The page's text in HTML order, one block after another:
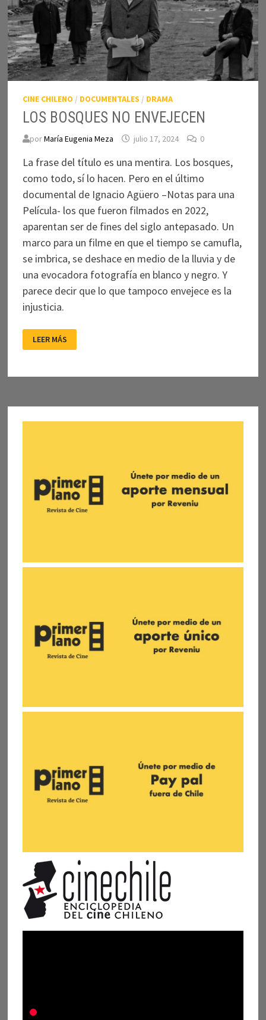
CINE CHILENO / DOCUMENTALES / DRAMA
LOS BOSQUES NO ENVEJECEN
porMaría Eugenia Meza julio 17, 2024 0
La frase del título es una mentira. Los bosques,
como todo, sí lo hacen. Pero en el último
documental de Ignacio Agüero –Notas para una
Película- los que fueron filmados en 2022,
aparentan ser de fines del siglo antepasado. Un
marco para un filme en que el tiempo se camufla,
se imbrica, se deshace en medio de la lluvia y de
una evocadora fotografía en blanco y negro. Y
parece decir que lo que tampoco envejece es la
injusticia.
BOSQUES
NO
LEER MÁS